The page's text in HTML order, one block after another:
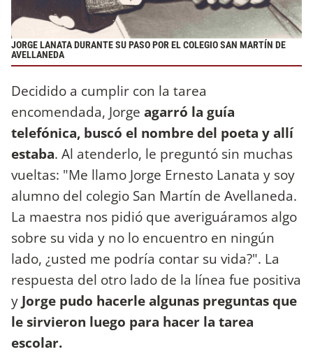
JORGE LANATA DURANTE SU PASO POR EL COLEGIO SAN MARTÍN DE
AVELLANEDA
Decidido a cumplir con la tarea
encomendada, Jorge agarró la guía
telefónica, buscó el nombre del poeta y allí
estaba. Al atenderlo, le preguntó sin muchas
vueltas: "Me llamo Jorge Ernesto Lanata y soy
alumno del colegio San Martín de Avellaneda.
La maestra nos pidió que averiguáramos algo
sobre su vida y no lo encuentro en ningún
lado, ¿usted me podría contar su vida?". La
respuesta del otro lado de la línea fue positiva
y Jorge pudo hacerle algunas preguntas que
le sirvieron luego para hacer la tarea
escolar.